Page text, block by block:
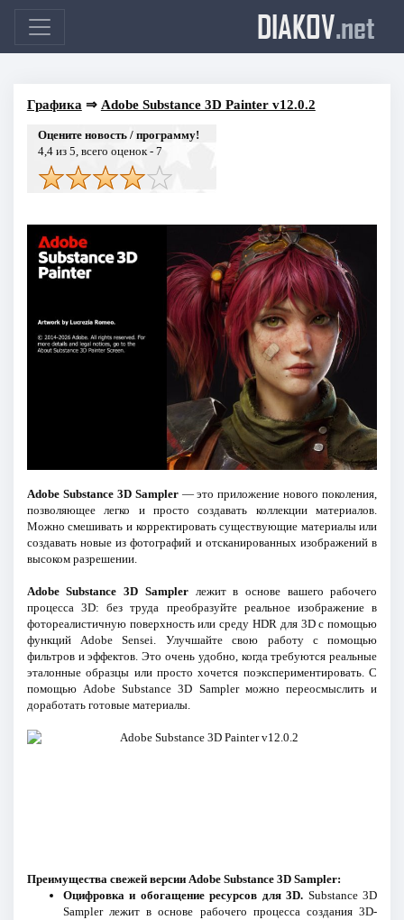
DIAKOV.net
Графика ⇒ Adobe Substance 3D Painter v12.0.2
Оцените новость / программу!
4,4из 5, всего оценок - 7
Adobe Substance 3D Sampler— это приложение нового поколения,
позволяющее легко и просто создавать коллекции материалов.
Можно смешивать и корректировать существующие материалы или
создавать новые из фотографий и отсканированных изображений в
высоком разрешении.
Adobe Substance 3D Samplerлежит в основе вашего рабочего
процесса 3D: без труда преобразуйте реальное изображение в
фотореалистичную поверхность или среду HDR для 3D с помощью
функций Adobe Sensei. Улучшайте свою работу с помощью
фильтров и эффектов. Это очень удобно, когда требуются реальные
эталонные образцы или просто хочется поэкспериментировать. С
помощью Adobe Substance 3D Sampler можно переосмыслить и
доработать готовые материалы.
Преимущества свежей версии Adobe Substance 3D Sampler:
Оцифровка и обогащение ресурсов для 3D. Substance 3D
Sampler лежит в основе рабочего процесса создания 3D-